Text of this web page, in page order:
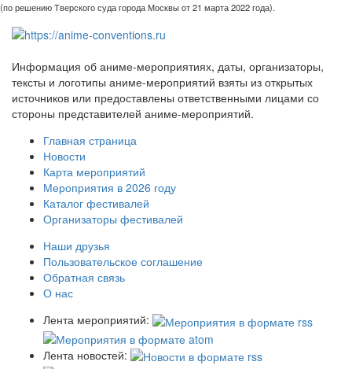
(по решению Тверского суда города Москвы от 21 марта 2022 года).
Информация об аниме-мероприятиях, даты, организаторы,
тексты и логотипы аниме-мероприятий взяты из открытых
источников или предоставлены ответственными лицами со
стороны представителей аниме-мероприятий.
Главная страница
Новости
Карта мероприятий
Мероприятия в 2026 году
Каталог фестивалей
Организаторы фестивалей
Наши друзья
Пользовательское соглашение
Обратная связь
О нас
Лента мероприятий:
Лента новостей: